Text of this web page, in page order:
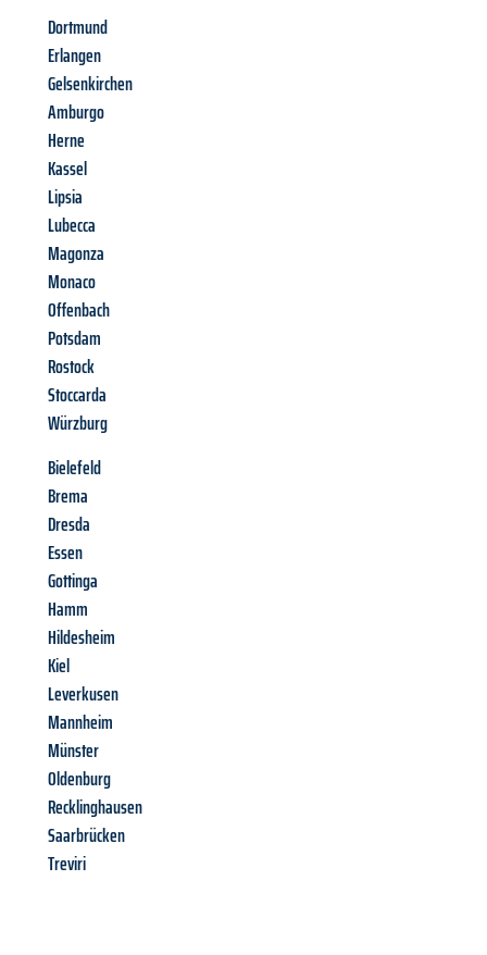
Dortmund
Erlangen
Gelsenkirchen
Amburgo
Herne
Kassel
Lipsia
Lubecca
Magonza
Monaco
Offenbach
Potsdam
Rostock
Stoccarda
Würzburg
Bielefeld
Brema
Dresda
Essen
Gottinga
Hamm
Hildesheim
Kiel
Leverkusen
Mannheim
Münster
Oldenburg
Recklinghausen
Saarbrücken
Treviri